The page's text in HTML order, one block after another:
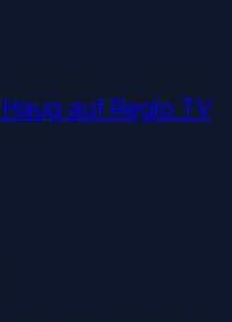
auf Regio TV